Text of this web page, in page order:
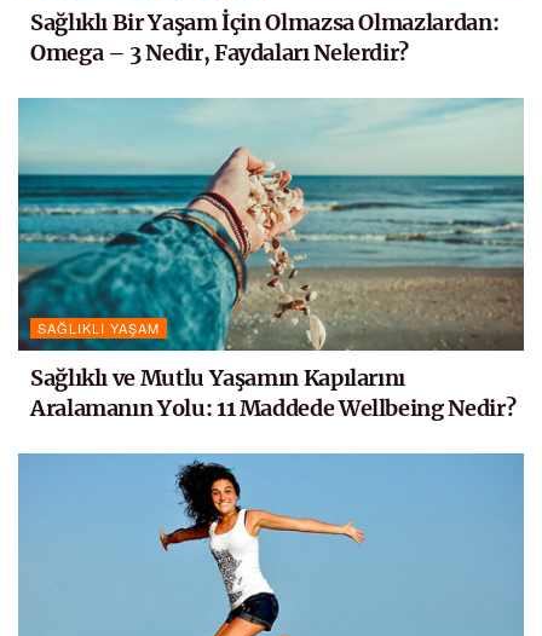
Sağlıklı Bir Yaşam İçin Olmazsa Olmazlardan:
Omega – 3 Nedir, Faydaları Nelerdir?
SAĞLIKLI YAŞAM
Sağlıklı ve Mutlu Yaşamın Kapılarını
Aralamanın Yolu: 11 Maddede Wellbeing Nedir?